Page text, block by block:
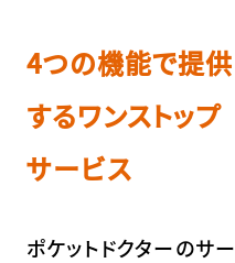
4つの機能で提供
するワンストップ
サービス
ポケットドクターのサー